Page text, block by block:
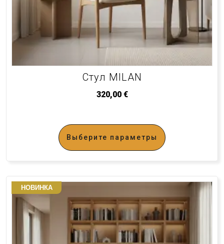
Стул MILAN
320,00 €
Выберите параметры
НОВИНКА